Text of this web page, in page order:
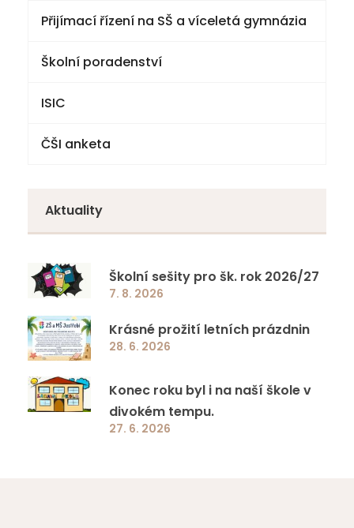
Přijímací řízení na SŠ a víceletá gymnázia
Školní poradenství
ISIC
ČŠI anketa
Aktuality
Školní sešity pro šk. rok 2026/27
7. 8. 2026
Krásné prožití letních prázdnin
28. 6. 2026
Konec roku byl i na naší škole v
divokém tempu.
27. 6. 2026